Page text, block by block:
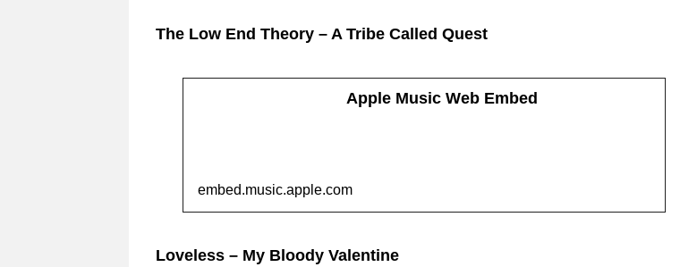
The Low End Theory – A Tribe Called Quest
Apple Music Web Embed
embed.music.apple.com
Loveless – My Bloody Valentine